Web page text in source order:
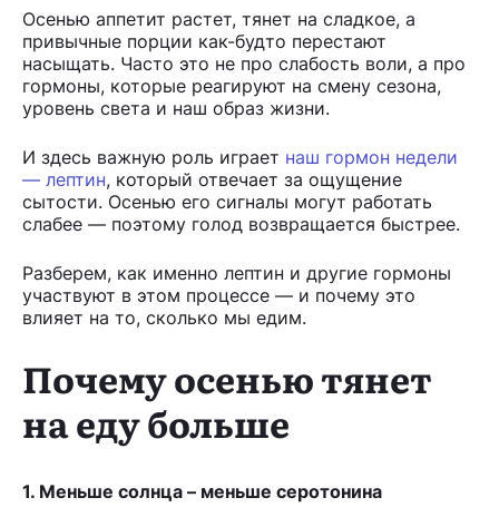
Осенью аппетит растет, тянет на сладкое, а
привычные порции как-будто перестают
насыщать. Часто это не про слабость воли, а про
гормоны, которые реагируют на смену сезона,
уровень света и наш образ жизни.
И здесь важную роль играет наш гормон недели
— лептин, который отвечает за ощущение
сытости. Осенью его сигналы могут работать
слабее — поэтому голод возвращается быстрее.
Разберем, как именно лептин и другие гормоны
участвуют в этом процессе — и почему это
влияет на то, сколько мы едим.
Почему осенью тянет
на еду больше
1. Меньше солнца – меньше серотонина